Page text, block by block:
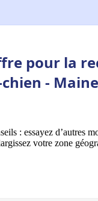
pour la
-
: essayez d’autres
votre zone